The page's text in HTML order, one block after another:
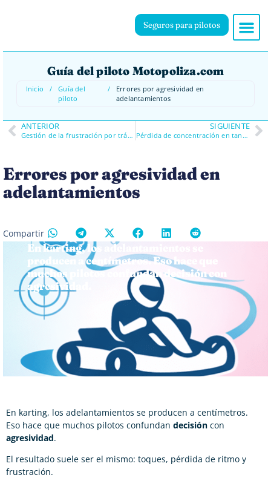
Seguros para pilotos
Guía del piloto Motopoliza.com
Inicio /
Guía del
piloto
/
Errores por agresividad en
adelantamientos
ANTERIOR
Gestión de la frustración por tráfico
SIGUIENTE
Pérdida de concentración en tandas cortas
Errores por agresividad en
adelantamientos
Compartir
En karting, los adelantamientos se
producen a centímetros. Eso hace que
muchos pilotos confundan decisión con
agresividad.
En karting, los adelantamientos se producen a centímetros.
Eso hace que muchos pilotos confundan decisión con
agresividad.
El resultado suele ser el mismo: toques, pérdida de ritmo y
frustración.